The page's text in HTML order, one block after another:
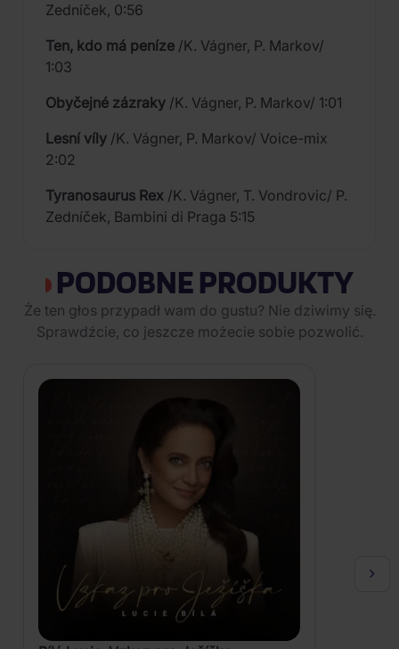
Zedníček, 0:56
Ten, kdo má peníze /K. Vágner, P. Markov/
1:03
Obyčejné zázraky /K. Vágner, P. Markov/ 1:01
Lesní víly /K. Vágner, P. Markov/ Voice-mix
2:02
Tyranosaurus Rex /K. Vágner, T. Vondrovic/ P.
Zedníček, Bambini di Praga 5:15
PODOBNE PRODUKTY
Że ten głos przypadł wam do gustu? Nie dziwimy się.
Sprawdźcie, co jeszcze możecie sobie pozwolić.